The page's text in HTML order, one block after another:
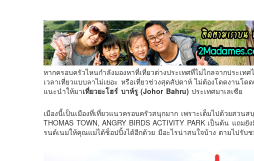
หากครอบครัวไหนกำลังมองหาที่เที่ยวต่างประเทศที่ไม่ไกลจากประเ
เวลาเที่ยวแบบลาไม่เยอะ หรือเที่ยวช่วงสุดสัปดาห์ ไม่ต้องโดดงาน
แนะนำให้มาเที่ยวยะโฮร์ บาห์รู (Johor Bahru) ประเทศมาเลเซีย
เมืองนี้เป็นเมืองที่เที่ยวแนวครอบครัวสนุกมาก เพราะเต็มไปด้วยสวนส
THOMAS TOWN, ANGRY BIRDS ACTIVITY PARK เป็นต้น แถ
รนด์เนมให้คุณแม่ได้ช็อปปิ้งได้อีกด้วย มีอะไรน่าสนใจบ้าง ตามไปรับ